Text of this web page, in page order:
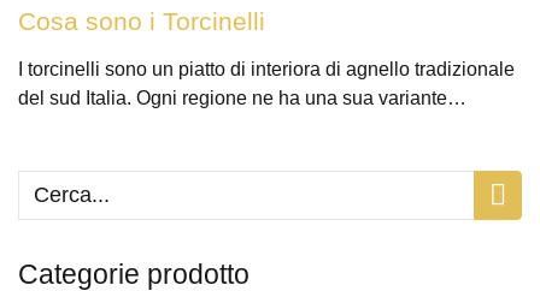
Categorie prodotto
Cosa sono i Torcinelli
I torcinelli sono un piatto di interiora di agnello tradizionale
del sud Italia. Ogni regione ne ha una sua variante…